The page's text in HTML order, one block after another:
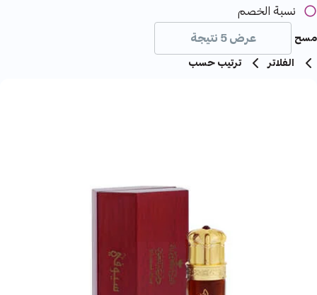
نسبة الخصم
عرض 5 نتيجة
مسح
الفلاتر
ترتيب حسب